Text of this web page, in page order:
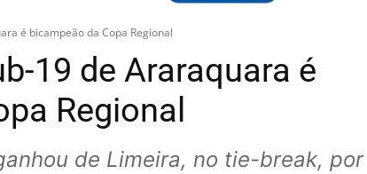
é bicampeão da Copa Regional
19 de Araraquara é
Regional
de Limeira, no tie-break, por